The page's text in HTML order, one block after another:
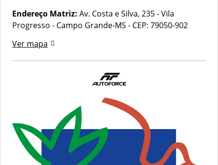
Endereço Matriz: Av. Costa e Silva, 235 - Vila
Progresso - Campo Grande-MS - CEP: 79050-902
Ver mapa